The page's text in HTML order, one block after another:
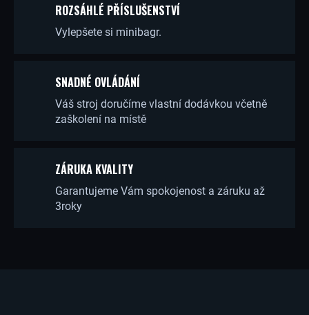
Í
P
K
P
ROZSÁHLÉ PŘÍSLUŠENSTVÍ
Vylepšete si minibagr.
SNADNÉ OVLÁDÁNÍ
Váš stroj doručíme vlastní dodávkou včetně
zaškolení na místě
ZÁRUKA KVALITY
Garantujeme Vám spokojenost a záruku až
3roky